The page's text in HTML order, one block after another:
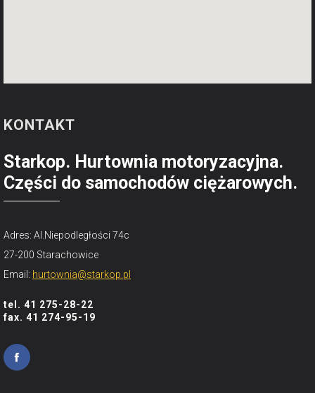
KONTAKT
Starkop. Hurtownia motoryzacyjna.
Części do samochodów ciężarowych.
Adres: Al.Niepodległości 74c
27-200 Starachowice
Email: hurtownia@starkop.pl
tel. 41 275-28-22
fax. 41 274-95-19